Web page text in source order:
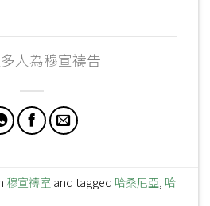
人為穆宣禱告
穆宣禱室 and tagged 哈桑尼亞 哈